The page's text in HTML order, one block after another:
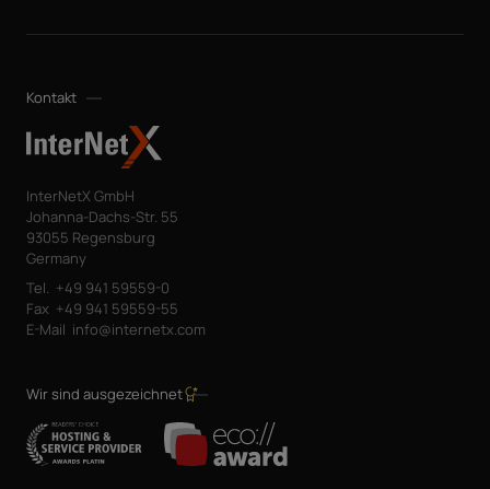
Kontakt
InterNetX GmbH
Johanna-Dachs-Str. 55
93055 Regensburg
Germany
Tel. +49 941 59559-0
Fax +49 941 59559-55
E-Mail info@internetx.com
Wir sind ausgezeichnet